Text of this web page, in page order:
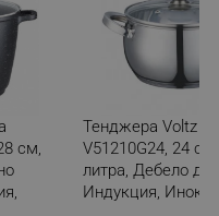
см,
Тенджера Voltz
V51210G24, 24
литра, Дебело
Индукция, Инокс